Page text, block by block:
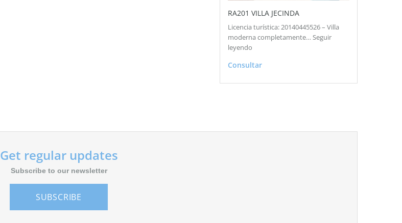
RA201 VILLA JECINDA
Licencia turística: 20140445526 – Villa
moderna completamente… Seguir
leyendo
Consultar
Get regular updates
Subscribe to our newsletter
SUBSCRIBE